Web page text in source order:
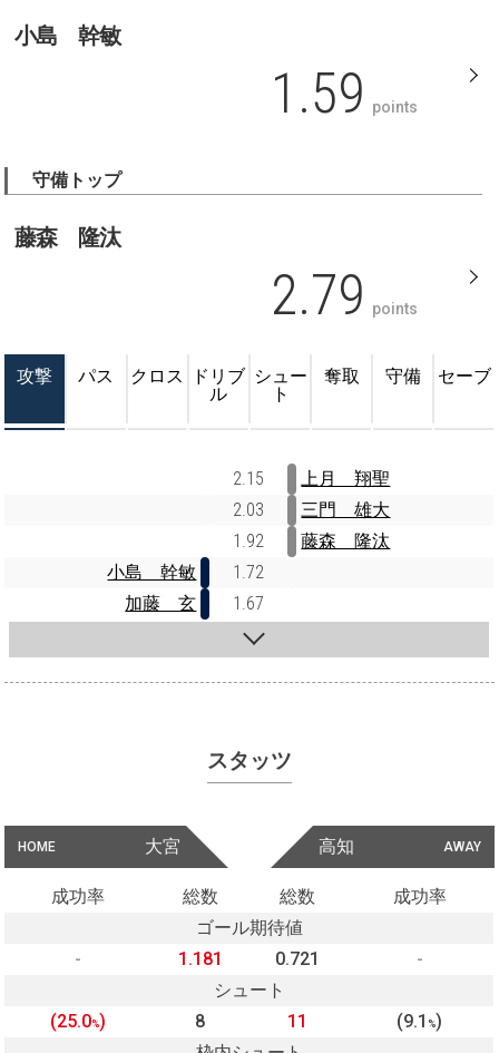
小島 幹敏
1.59 points
守備トップ
藤森 隆汰
2.79 points
攻撃 パス クロス
ドリブ
ル
シュー
ト
奪取 守備 セーブ
2.15
上月 翔聖
2.03
三門 雄大
1.92
藤森 隆汰
小島 幹敏
1.72
加藤 玄
1.67
スタッツ
HOME 大宮 AWAY
高知
成功率 総数 総数
成功率
ゴール期待値
-
1.181 0.721
-
シュート
(25.0%) 8 11 (9.1%)